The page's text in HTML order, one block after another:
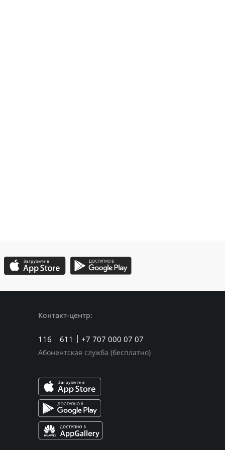
Контакт-центр:
116 611 +7 707 000 07 07
Абонентская служба (бесплатно)